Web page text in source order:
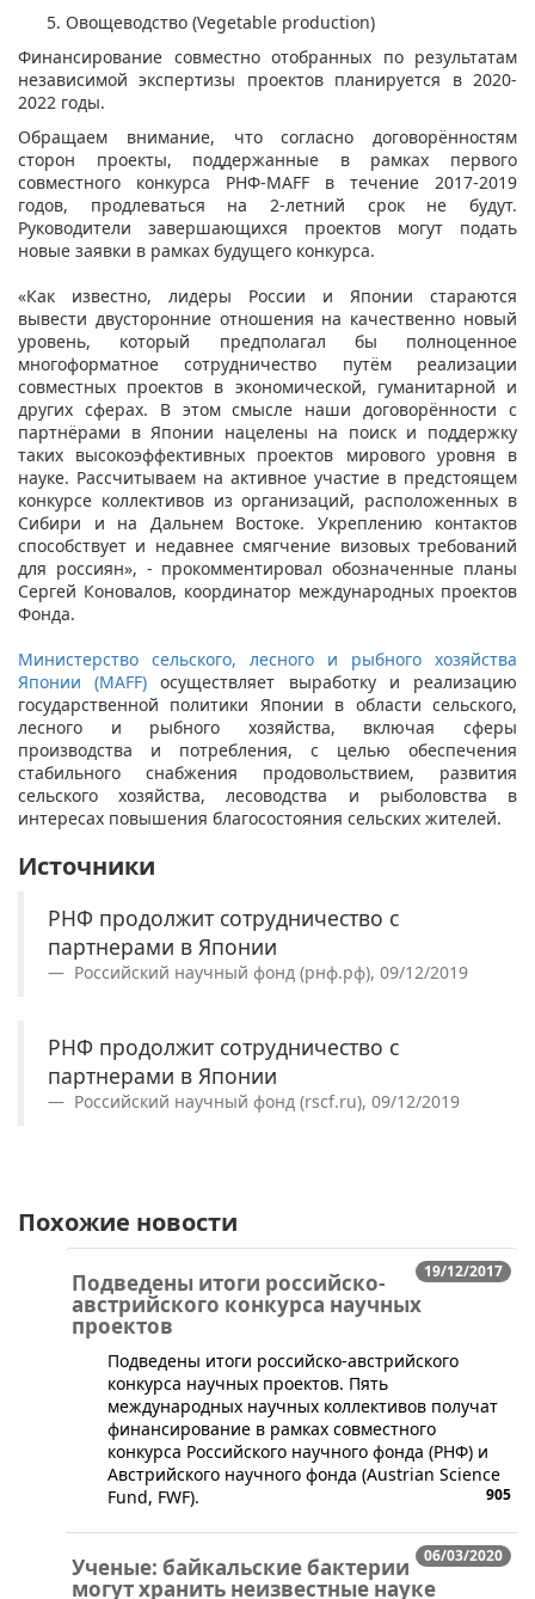
Овощеводство (Vegetable production)
Финансирование совместно отобранных по результатам
независимой экспертизы проектов планируется в 2020-
2022 годы.
Обращаем внимание, что согласно договорённостям
сторон проекты, поддержанные в рамках первого
совместного конкурса РНФ-MAFF в течение 2017-2019
годов, продлеваться на 2-летний срок не будут.
Руководители завершающихся проектов могут подать
новые заявки в рамках будущего конкурса.
«Как известно, лидеры России и Японии стараются
вывести двусторонние отношения на качественно новый
уровень, который предполагал бы полноценное
многоформатное сотрудничество путём реализации
совместных проектов в экономической, гуманитарной и
других сферах. В этом смысле наши договорённости с
партнёрами в Японии нацелены на поиск и поддержку
таких высокоэффективных проектов мирового уровня в
науке. Рассчитываем на активное участие в предстоящем
конкурсе коллективов из организаций, расположенных в
Сибири и на Дальнем Востоке. Укреплению контактов
способствует и недавнее смягчение визовых требований
для россиян», - прокомментировал обозначенные планы
Сергей Коновалов, координатор международных проектов
Фонда.
Министерство сельского, лесного и рыбного хозяйства
Японии (MAFF)осуществляет выработку и реализацию
государственной политики Японии в области сельского,
лесного и рыбного хозяйства, включая сферы
производства и потребления, с целью обеспечения
стабильного снабжения продовольствием, развития
сельского хозяйства, лесоводства и рыболовства в
интересах повышения благосостояния сельских жителей.
Источники
РНФ продолжит сотрудничество с
партнерами в Японии
Российский научный фонд (рнф.рф), 09/12/2019
РНФ продолжит сотрудничество с
партнерами в Японии
Российский научный фонд (rscf.ru), 09/12/2019
Похожие новости
19/12/2017
Подведены итоги российско-
австрийского конкурса научных
проектов
Подведены итоги российско-австрийского
конкурса научных проектов. Пять
международных научных коллективов получат
финансирование в рамках совместного
конкурса Российского научного фонда (РНФ) и
Австрийского научного фонда (Austrian Science
Fund, FWF).
905
06/03/2020
Ученые: байкальские бактерии
могут хранить неизвестные науке